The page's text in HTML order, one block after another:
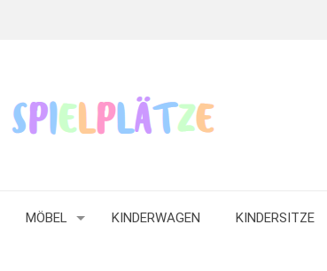
MÖBEL KINDERWAGEN KINDERSITZE